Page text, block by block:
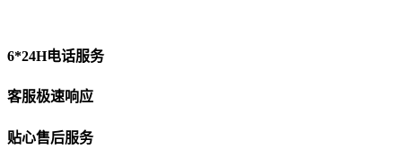
6*24H电话服务
客服极速响应
贴心售后服务